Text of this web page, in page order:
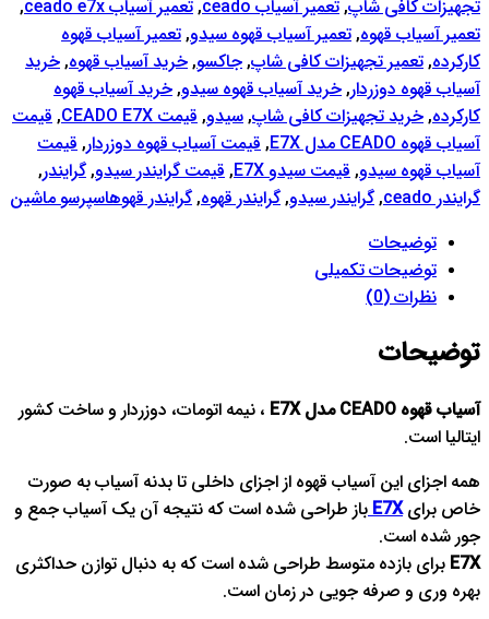
تجهیزات کافی شاپ, تعمیر آسیاب ceado , تعمیر آسیاب ceado e7x
,
تعمیر آسیاب قهوه, تعمیر آسیاب قهوه سیدو, تعمیر آسیاب قهوه
کارکرده, تعمیر تجهیزات کافی شاپ, جاکسو, خرید آسیاب قهوه, خرید
آسیاب قهوه دوزردار, خرید آسیاب قهوه سیدو, خرید آسیاب قهوه
کارکرده, خرید تجهیزات کافی شاپ, سیدو, قیمت CEADO E7X , قیمت
آسیاب قهوه CEADO مدل E7X
, قیمت آسیاب قهوه دوزردار, قیمت
آسیاب قهوه سیدو, قیمت سیدو E7X , قیمت گرایندر سیدو, گرایندر,
گرایندر ceado
, گرایندر سیدو, گرایندر قهوه, گرایندر قهوهاسپرسو ماشین
توضیحات
توضیحات تکمیلی
نظرات (0)
توضیحات
آسیاب قهوه CEADO مدل E7X
، نیمه اتومات، دوزردار و ساخت کشور
ایتالیا است.
همه اجزای این آسیاب قهوه از اجزای داخلی تا بدنه آسیاب به صورت
خاص برای E7X باز طراحی شده است که نتیجه آن یک آسیاب جمع و
جور شده است.
E7X برای بازده متوسط طراحی شده است که به دنبال توازن حداکثری
بهره وری و صرفه جویی در زمان است.